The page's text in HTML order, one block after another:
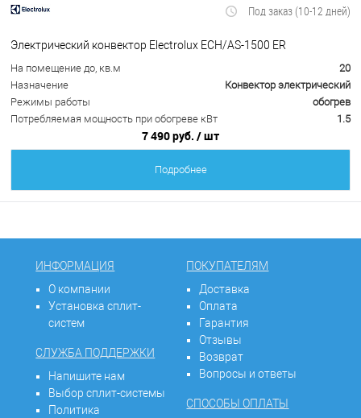
Под заказ (10-12 дней)
Электрический конвектор Electrolux ECH/AS-1500 ER
На помещение до, кв.м
20
Назначение
Конвектор электрический
Режимы работы
обогрев
Потребляемая мощность при обогреве кВт
1.5
7 490 руб. / шт
Подробнее
ИНФОРМАЦИЯ
О компании
Установка сплит-
систем
СЛУЖБА ПОДДЕРЖКИ
Напишите нам
Выбор сплит-системы
Политика
ПОКУПАТЕЛЯМ
Доставка
Оплата
Гарантия
Отзывы
Возврат
Вопросы и ответы
СПОСОБЫ ОПЛАТЫ